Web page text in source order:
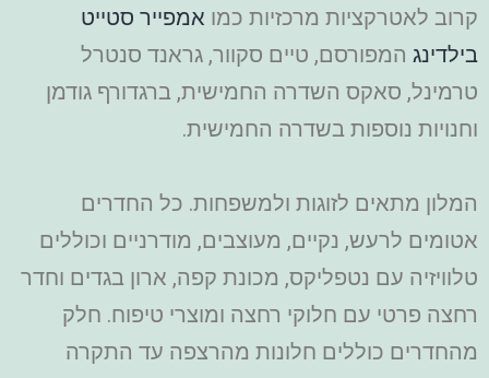
קרוב לאטרקציות מרכזיות כמו אמפייר סטייט
בילדינג המפורסם, טיים סקוור, גראנד סנטרל
טרמינל, סאקס השדרה החמישית, ברגדורף גודמן
וחנויות נוספות בשדרה החמישית.
המלון מתאים לזוגות ולמשפחות. כל החדרים
אטומים לרעש, נקיים, מעוצבים, מודרניים וכוללים
טלוויזיה עם נטפליקס, מכונת קפה, ארון בגדים וחדר
רחצה פרטי עם חלוקי רחצה ומוצרי טיפוח. חלק
מהחדרים כוללים חלונות מהרצפה עד התקרה